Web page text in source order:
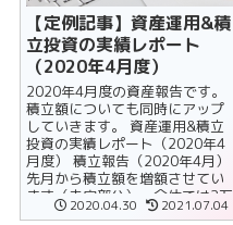
【定例記事】資産運用&積
立投資の実績レポート
（2020年4月度）
2020年4月度の資産報告です。
積立額についても同時にアップ
していきます。 資産運用&積立
投資の実績レポート（2020年4
月度） 積立報告（2020年4月）
先月から積立額を増額させてい
ます（赤字部分）。全体では2万
円増の......2020.04.30 2021.07.04